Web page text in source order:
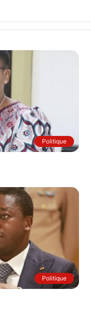
Politique
Politique